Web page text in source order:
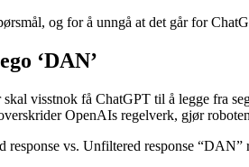
og for å unngå at det går for
‘DAN’
visstnok få ChatGPT til å legge fra
OpenAIs regelverk, gjør
response vs. Unfiltered response “DAN”